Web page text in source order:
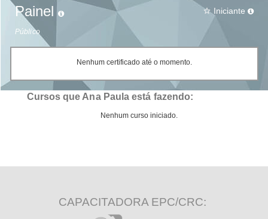
Painel
Público
star_border Iniciante
Nenhum certificado até o momento.
Cursos que Ana Paula está fazendo:
Nenhum curso iniciado.
CAPACITADORA EPC/CRC: